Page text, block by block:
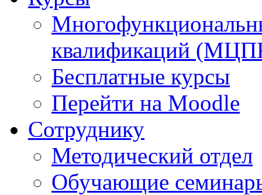
квалификаций
Бесплатные курсы
Перейти на Moodle
Сотруднику
Методический отдел
Обучающие